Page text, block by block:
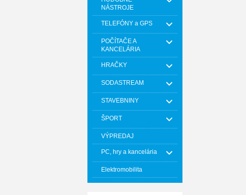
NÁSTROJE
TELEFÓNY a GPS
POČÍTAČE A
KANCELÁRIA
HRAČKY
SODASTREAM
STAVEBNINY
ŠPORT
VÝPREDAJ
PC, hry a kancelária
Elektromobilita